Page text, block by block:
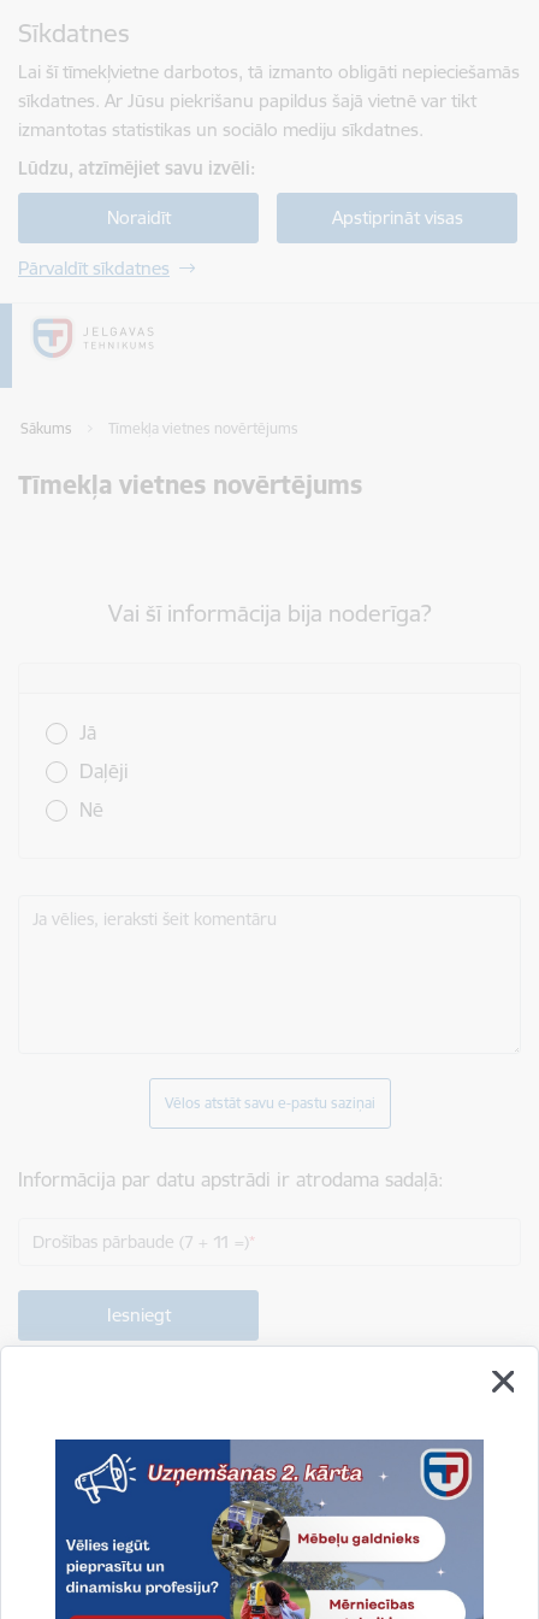
Sīkdatnes
Lai šī tīmekļvietne darbotos, tā izmanto obligāti nepieciešamās
sīkdatnes. Ar Jūsu piekrišanu papildus šajā vietnē var tikt
izmantotas statistikas un sociālo mediju sīkdatnes.
Lūdzu, atzīmējiet savu izvēli:
Noraidīt Apstiprināt visas
Pārvaldīt sīkdatnes
Sākums Tīmekļa vietnes novērtējums
Tīmekļa vietnes novērtējums
Vai šī informācija bija noderīga?
Jā
Daļēji
Nē
Ja vēlies, ieraksti šeit komentāru
Vēlos atstāt savu e-pastu saziņai
Informācija par datu apstrādi ir atrodama sadaļā:
Drošības pārbaude (7 + 11 =)